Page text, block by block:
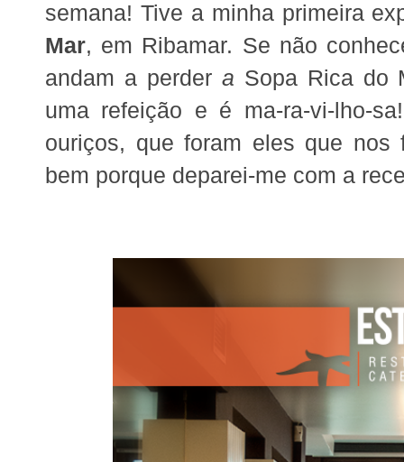
semana! Tive a minha primeira
Mar, em Ribamar. Se não
andam a perder a Sopa Rica do
uma refeição e é ma-ra-vi-lho-
ouriços, que foram eles que
bem porque deparei-me com a